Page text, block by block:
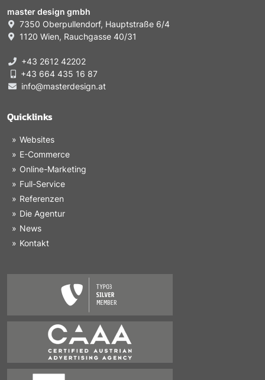
master design gmbh
7350 Oberpullendorf, Hauptstraße 6/4
1120 Wien, Rauchgasse 40/31
+43 2612 42202
+43 664 435 16 87
info@masterdesign.at
Quicklinks
Websites
E-Commerce
Online-Marketing
Full-Service
Referenzen
Die Agentur
News
Kontakt